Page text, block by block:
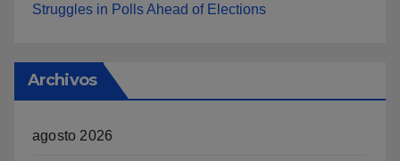
Struggles in Polls Ahead of Elections
Archivos
agosto 2026